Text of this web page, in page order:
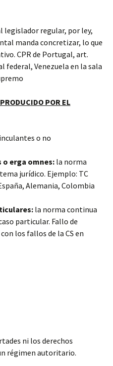
legislador regular, por ley,
manda concretizar, lo que
CPR de Portugal, art.
federal, Venezuela en la sala
POR EL
o no
o erga omnes: la norma
jurídico. Ejemplo: TC
Alemania, Colombia
la norma continua
particular. Fallo de
los fallos de la CS en
ni los derechos
régimen autoritario.